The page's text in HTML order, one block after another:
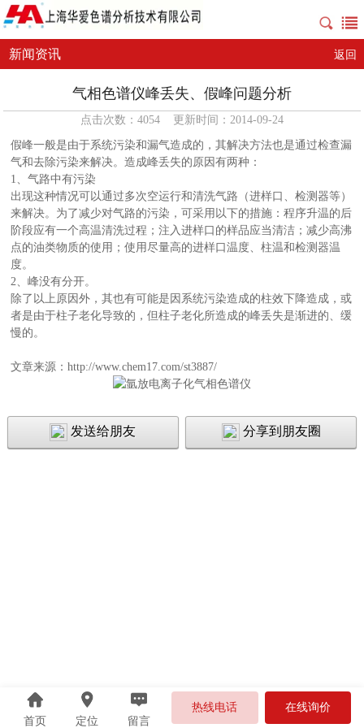
新闻资讯 返回
气相色谱仪峰丢失、假峰问题分析
点击次数：4054 更新时间：2014-09-24
假峰一般是由于系统污染和漏气造成的，其解决方法也是通过检查漏
气和去除污染来解决。造成峰丢失的原因有两种：
1、气路中有污染
出现这种情况可以通过多次空运行和清洗气路（进样口、检测器等）
来解决。为了减少对气路的污染，可采用以下的措施：程序升温的后
阶段应有一个高温清洗过程；注入进样口的样品应当清洁；减少高沸
点的油类物质的使用；使用尽量高的进样口温度、柱温和检测器温
度。
2、峰没有分开。
除了以上原因外，其也有可能是因系统污染造成的柱效下降造成，或
者是由于柱子老化导致的，但柱子老化所造成的峰丢失是渐进的、缓
慢的。
文章来源：http://www.chem17.com/st3887/
发送给朋友 分享到朋友圈
首页 定位 留言
热线电话 在线询价